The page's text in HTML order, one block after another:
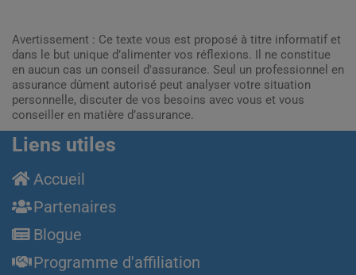
Avertissement : Ce texte vous est proposé à titre informatif et
dans le but unique d’alimenter vos réflexions. Il ne constitue
en aucun cas un conseil d'assurance. Seul un professionnel en
assurance dûment autorisé peut analyser votre situation
personnelle, discuter de vos besoins avec vous et vous
conseiller en matière d’assurance.
Liens utiles
Accueil
Partenaires
Blogue
Programme d'affiliation